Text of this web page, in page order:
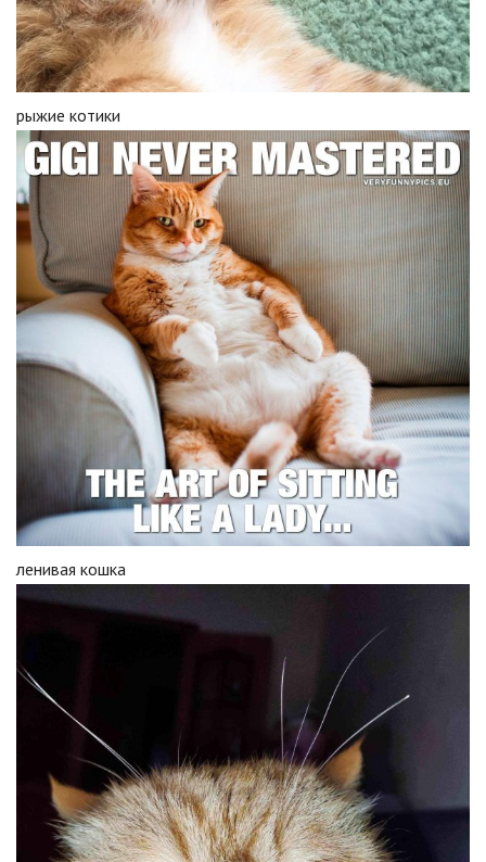
рыжие котики
ленивая кошка